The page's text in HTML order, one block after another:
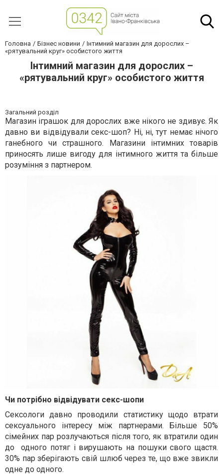
Головна Бізнес новини
Інтимний магазин для дорослих –
«рятувальний круг» особистого життя
Інтимний магазин для дорослих –
«рятувальний круг» особистого життя
Загальний розділ
Магазин іграшок для дорослих вже нікого не здивує. Як
давно ви відвідували секс-шоп? Ні, ні, тут немає нічого
ганебного чи страшного. Магазини інтимних товарів
приносять лише вигоду для інтимного життя та більше
розуміння з партнером.
Чи потрібно відвідувати секс-шопи
Сексологи давно проводили статистику щодо втрати
сексуального інтересу між партнерами. Більше 50%
сімейних пар розлучаються після того, як втратили один
до
одного потяг і вирушають на пошуки свого щастя.
30% пар зберігають свій шлюб через те, що вже звикли
одне до одного.